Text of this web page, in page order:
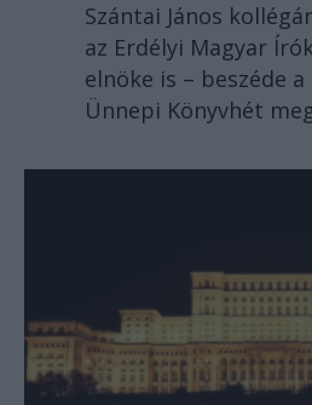
Szántai János
az Erdélyi Magyar
elnöke is – beszéde a
Ünnepi Könyvhét